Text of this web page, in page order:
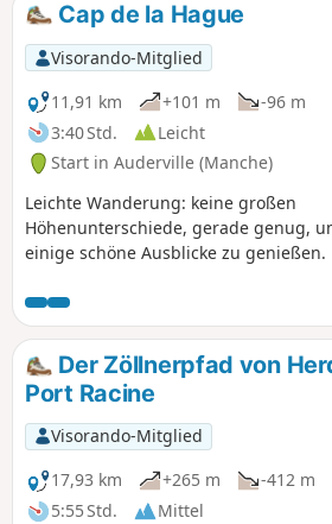
Cap de la Hague
Visorando-Mitglied
11,91 km
+101 m
-96 m
3:40 Std.
Leicht
Start in Auderville (Manche)
Leichte Wanderung: keine großen
Höhenunterschiede, gerade genug,
einige schöne Ausblicke zu genießen.
geändert, um den Kiesstreifen
dem Bunker von Goury und dem
du Vendémiaire“ zu umgehen, da es
sich um ein sensibles Gebiet handelt,
von dem von April bis Juli dringend
abgeraten wird.
Der Zöllnerpfad von
Port Racine
Visorando-Mitglied
17,93 km
+265 m
-412 m
5:55 Std.
Mittel